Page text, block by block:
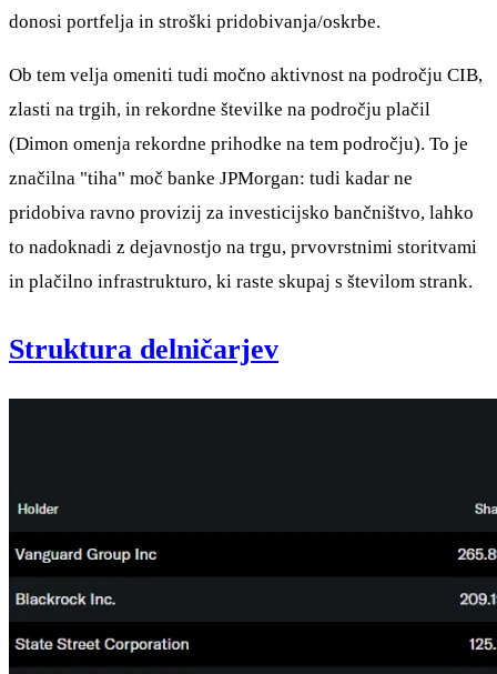
donosi portfelja in stroški pridobivanja/oskrbe.
Ob tem velja omeniti tudi močno aktivnost na področju CIB,
zlasti na trgih, in rekordne številke na področju plačil
(Dimon omenja rekordne prihodke na tem področju). To je
značilna "tiha" moč banke JPMorgan: tudi kadar ne
pridobiva ravno provizij za investicijsko bančništvo, lahko
to nadoknadi z dejavnostjo na trgu, prvovrstnimi storitvami
in plačilno infrastrukturo, ki raste skupaj s številom strank.
Struktura delničarjev